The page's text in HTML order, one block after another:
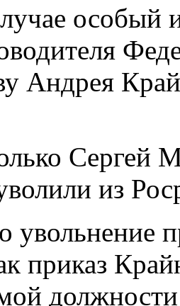
особый
Андрея
Сергей
из
увольнение
приказ